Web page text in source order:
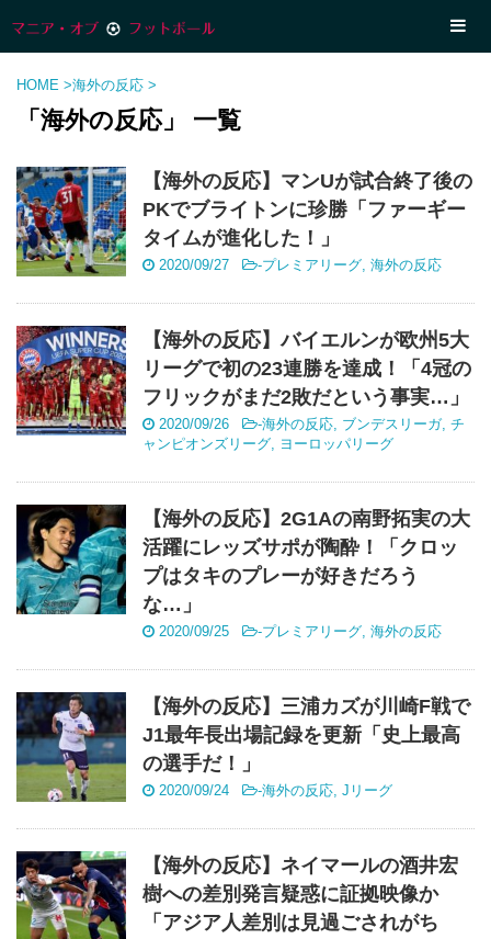
HOME >海外の反応 >
「海外の反応」 一覧
【海外の反応】マンUが試合終了後の
PKでブライトンに珍勝「ファーギー
タイムが進化した！」
2020/09/27 -プレミアリーグ, 海外の反応
【海外の反応】バイエルンが欧州5大
リーグで初の23連勝を達成！「4冠の
フリックがまだ2敗だという事実…」
2020/09/26 -海外の反応, ブンデスリーガ, チ
ャンピオンズリーグ, ヨーロッパリーグ
【海外の反応】2G1Aの南野拓実の大
活躍にレッズサポが陶酔！「クロッ
プはタキのプレーが好きだろう
な…」
2020/09/25 -プレミアリーグ, 海外の反応
【海外の反応】三浦カズが川崎F戦で
J1最年長出場記録を更新「史上最高
の選手だ！」
2020/09/24 -海外の反応, Jリーグ
【海外の反応】ネイマールの酒井宏
樹への差別発言疑惑に証拠映像か
「アジア人差別は見過ごされがち